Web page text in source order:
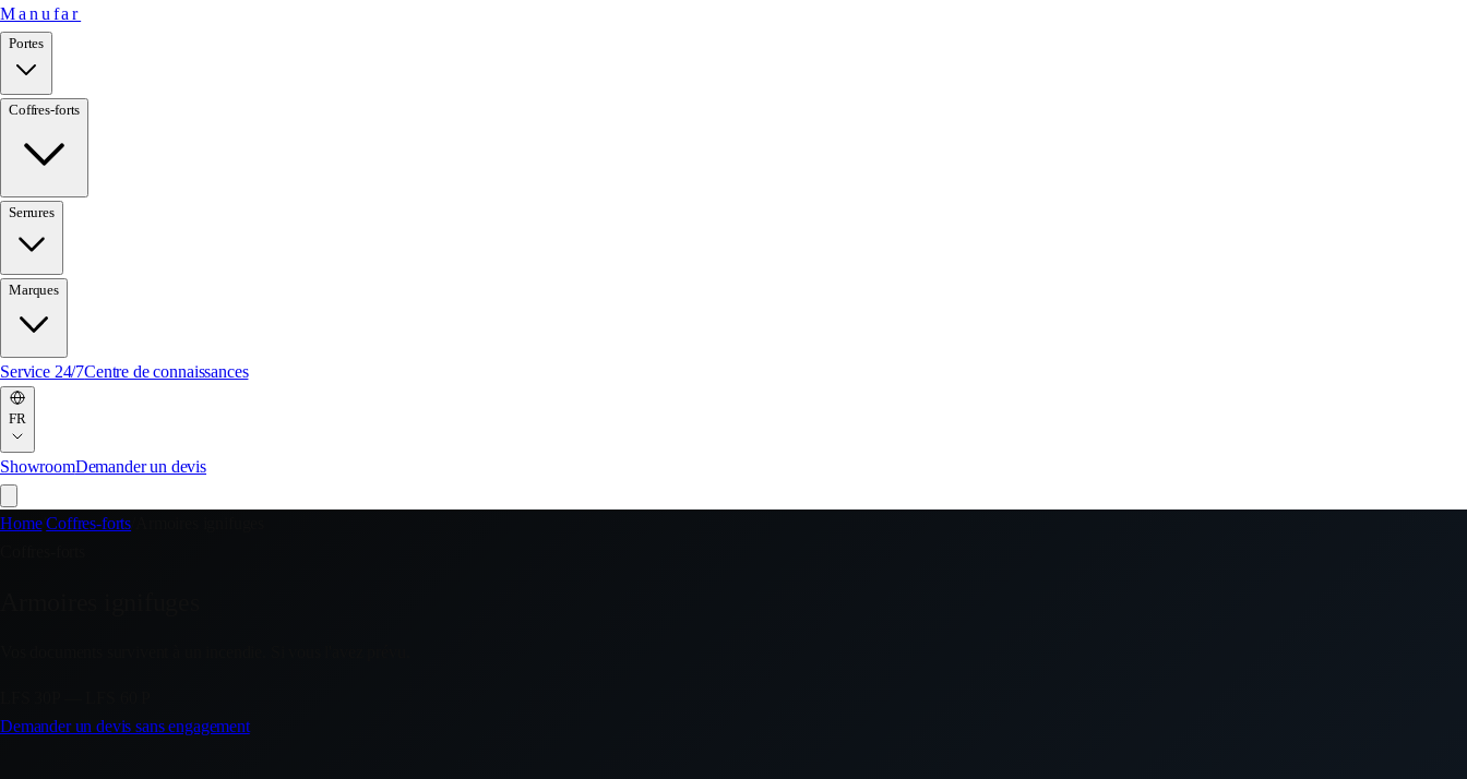
Manufar
Portes
Coffres-forts
Serrures
Marques
Service 24/7Centre de connaissances
FR
ShowroomDemander un devis
Home/Coffres-forts
Demander un devis sans engagement